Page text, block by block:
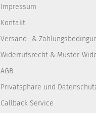
Impressum
Kontakt
Versand- &
Widerrufsrecht & Muster-
AGB
Privatsphäre und
Callback Service